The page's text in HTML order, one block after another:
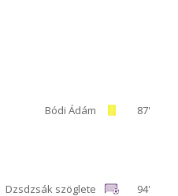
87'
Bódi Ádám
94'
Dzsdzsák szöglete